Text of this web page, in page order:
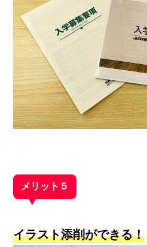
メリット５
イラスト添削ができる！